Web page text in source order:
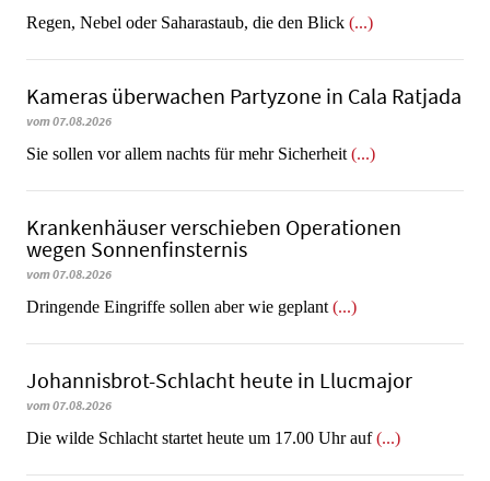
Regen, Nebel oder Saharastaub, die den Blick (...)
Kameras überwachen Partyzone in Cala Ratjada
vom 07.08.2026
Sie sollen vor allem nachts für mehr Sicherheit (...)
Krankenhäuser verschieben Operationen
wegen Sonnenfinsternis
vom 07.08.2026
Dringende Eingriffe sollen aber wie geplant (...)
Johannisbrot-Schlacht heute in Llucmajor
vom 07.08.2026
Die wilde Schlacht startet heute um 17.00 Uhr auf(...)